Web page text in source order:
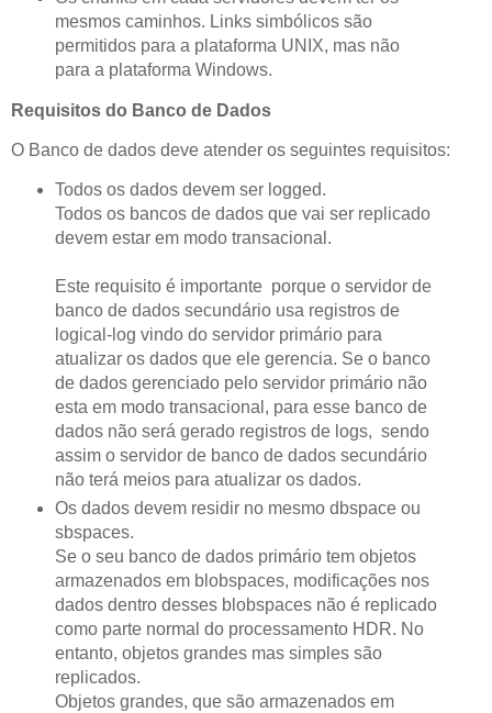
mesmos caminhos. Links simbólicos são
permitidos para a plataforma UNIX, mas não
para a plataforma Windows.
Requisitos do Banco de Dados
O Banco de dados deve atender os seguintes requisitos:
Todos os dados devem ser logged.
Todos os bancos de dados que vai ser replicado
devem estar em modo transacional.
Este requisito é importante porque o servidor de
banco de dados secundário usa registros de
logical-log vindo do servidor primário para
atualizar os dados que ele gerencia. Se o banco
de dados gerenciado pelo servidor primário não
esta em modo transacional, para esse banco de
dados não será gerado registros de logs, sendo
assim o servidor de banco de dados secundário
não terá meios para atualizar os dados.
Os dados devem residir no mesmo dbspace ou
sbspaces.
Se o seu banco de dados primário tem objetos
armazenados em blobspaces, modificações nos
dados dentro desses blobspaces não é replicado
como parte normal do processamento HDR. No
entanto, objetos grandes mas simples são
replicados.
Objetos grandes, que são armazenados em